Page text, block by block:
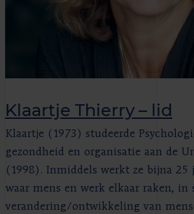
Klaartje Thierry – lid
Klaartje (1973) studeerde
gezondheid en organisatie aan de
(1998). Inmiddels werkt ze bijna 25
waar mens en werk elkaar raken, in
verandering/ontwikkeling van